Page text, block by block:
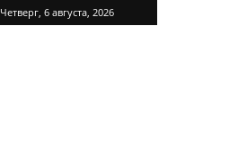
Четверг, 6 августа, 2026